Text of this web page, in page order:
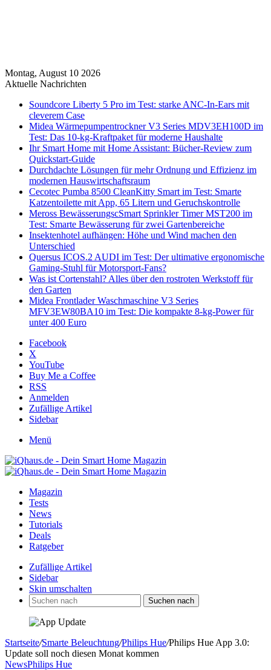
Montag, August 10 2026
Aktuelle Nachrichten
Soundcore Liberty 5 Pro im Test: starke ANC-In-Ears mit
cleverem Case
Midea Wärmepumpentrockner V3 Series MDV3EH100D im
Test: Das 10-kg-Kraftpaket für moderne Haushalte
Ihr Smart Home mit Home Assistant: Bücher-Review zum
Quickstart-Guide
Durchdachte Lösungen für mehr Ordnung und Effizienz im
modernen Hauswirtschaftsraum
Cecotec Pumba 8500 CleanKitty Smart im Test: Smarte
Katzentoilette mit App, 65 Litern und Geruchskontrolle
Meross BewässerungscSmart Sprinkler Timer MST200 im
Test: Smarte Bewässerung für zwei Gartenbereiche
Insektenhotel aufhängen: Höhe und Wind machen den
Unterschied
Quersus ICOS.2 AUDI im Test: Der ultimative ergonomische
Gaming-Stuhl für Motorsport-Fans?
Was ist Cortenstahl? Alles über den rostroten Werkstoff für
den Garten
Midea Frontlader Waschmaschine V3 Series
MFV3EW80BA10 im Test: Die kompakte 8-kg-Power für
unter 400 Euro
Facebook
X
YouTube
Buy Me a Coffee
RSS
Anmelden
Zufällige Artikel
Sidebar
Menü
Magazin
Tests
News
Tutorials
Deals
Ratgeber
Zufällige Artikel
Sidebar
Skin umschalten
Suchen nach
Startseite/Smarte Beleuchtung/Philips Hue/Philips Hue App 3.0:
Update soll noch diesen Monat kommen
NewsPhilips Hue